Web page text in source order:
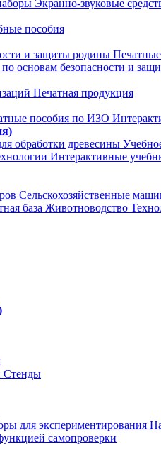
Экранно-звуковые
пособия
и защиты родины
основам безопасности и
Печатная продукция
пособия по ИЗО
обработки древесины
Интерактивные
Сельскохозяйственные
база Животноводство
Стенды
для экспериментирования
самопроверки